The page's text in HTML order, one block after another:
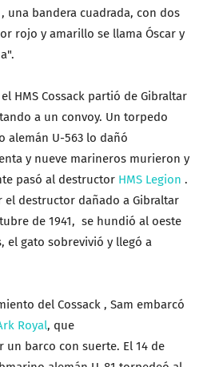
una bandera cuadrada, con dos
rojo y amarillo se llama Óscar y
HMS Cossack partió de Gibraltar
a un convoy. Un torpedo
alemán U-563 lo dañó
y nueve marineros murieron y
pasó al destructor HMS Legion .
el destructor dañado a Gibraltar
de 1941, se hundió al oeste
el gato sobrevivió y llegó a
del Cossack , Sam embarcó
Royal, que
barco con suerte. El 14 de